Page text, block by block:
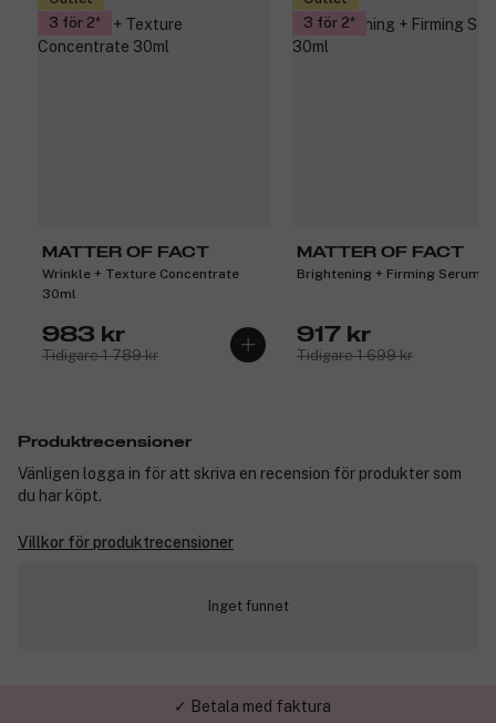
3 för 2
MATTER OF FACT
Wrinkle + Texture Concentrate
30ml
983 kr
Tidigare 1 789 kr
3 för 2
MATTER OF FACT
Brightening + Firming Serum
917 kr
Tidigare 1 699 kr
Produktrecensioner
Vänligen logga in för att skriva en recension för produkter som
du har köpt.
Villkor för produktrecensioner
Inget funnet
✓ Betala med faktura